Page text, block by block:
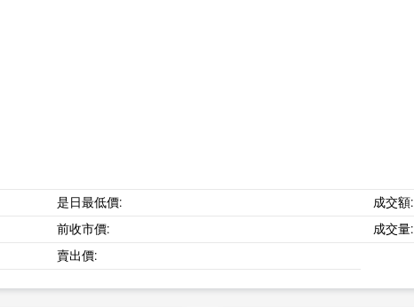
是日最低價:
成交額:
前收市價:
成交量:
賣出價: